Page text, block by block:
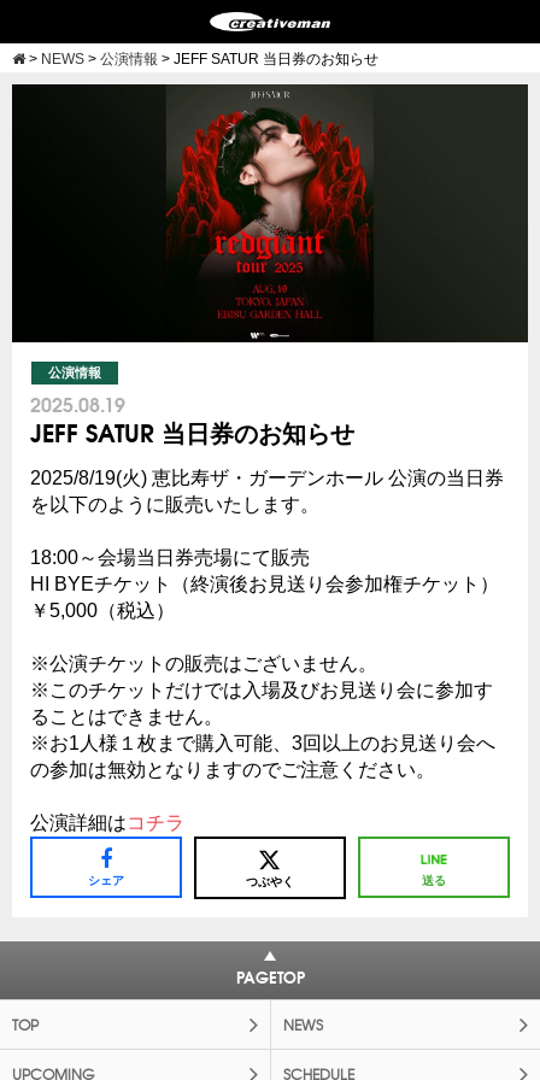
> NEWS > 公演情報 > JEFF SATUR 当日券のお知らせ
公演情報
2025.08.19
JEFF SATUR 当日券のお知らせ
2025/8/19(火) 恵比寿ザ・ガーデンホール 公演の当日券
を以下のように販売いたします。
18:00～会場当日券売場にて販売
HI BYEチケット（終演後お見送り会参加権チケット）
￥5,000（税込）
※公演チケットの販売はございません。
※このチケットだけでは入場及びお見送り会に参加す
ることはできません。
※お1人様１枚まで購入可能、3回以上のお見送り会へ
の参加は無効となりますのでご注意ください。
公演詳細はコチラ
シェア つぶやく 送る
PAGETOP
TOP NEWS
UPCOMING SCHEDULE